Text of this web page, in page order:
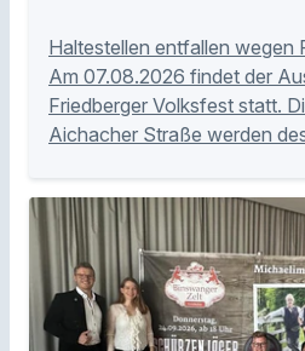
Haltestellen entfallen wegen
Am 07.08.2026 findet der
Friedberger Volksfest statt.
Aichacher Straße werden